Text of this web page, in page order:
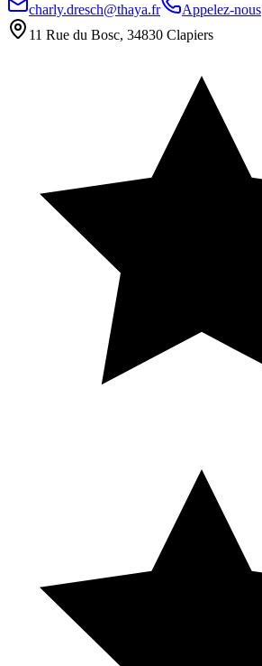
charly.dresch@thaya.fr
Appelez-nous
11 Rue du Bosc, 34830 Clapiers